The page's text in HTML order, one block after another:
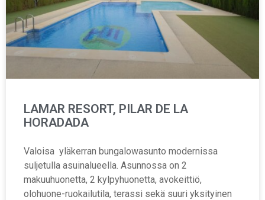
LAMAR RESORT, PILAR DE LA
HORADADA
Valoisa yläkerran bungalowasunto modernissa
suljetulla asuinalueella. Asunnossa on 2
makuuhuonetta, 2 kylpyhuonetta, avokeittiö,
olohuone-ruokailutila, terassi sekä suuri yksityinen